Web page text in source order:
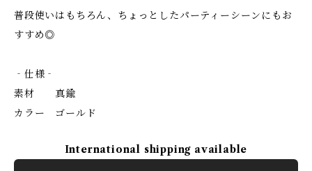
普段使いはもちろん、ちょっとしたパーティーシーンにもお
すすめ◎
‐仕様‐
素材 真鍮
カラー ゴールド
International shipping available